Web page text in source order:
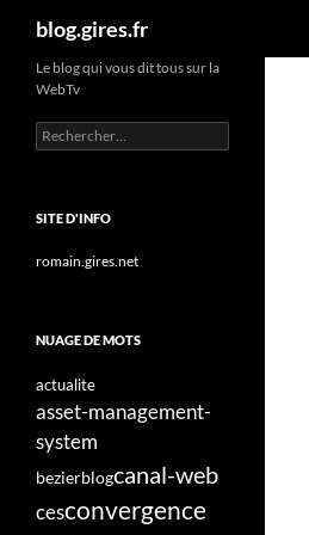
Aller
contenu
blog.gires.fr
Le blog qui vous dit tous sur la
WebTv
Rechercher :
SITE D'INFO
romain.gires.net
NUAGE DE MOTS
actualite
asset-management-
system
bezierblogcanal-web
cesconvergence